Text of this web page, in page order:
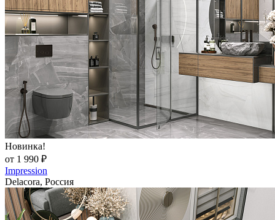
Новинка!
от 1 990 ₽
Impression
Delacora, Россия